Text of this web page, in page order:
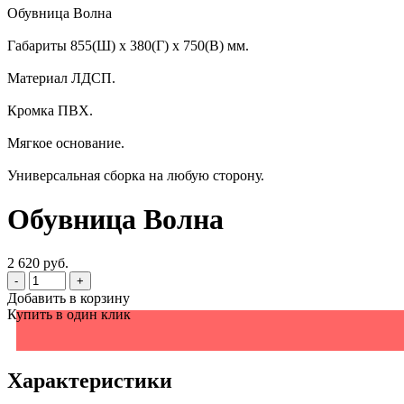
Обувница Волна
Габариты 855(Ш) х 380(Г) х 750(В) мм.
Материал ЛДСП.
Кромка ПВХ.
Мягкое основание.
Универсальная сборка на любую сторону.
Обувница Волна
2 620 руб.
- +
Добавить в корзину
Купить в один клик
Характеристики